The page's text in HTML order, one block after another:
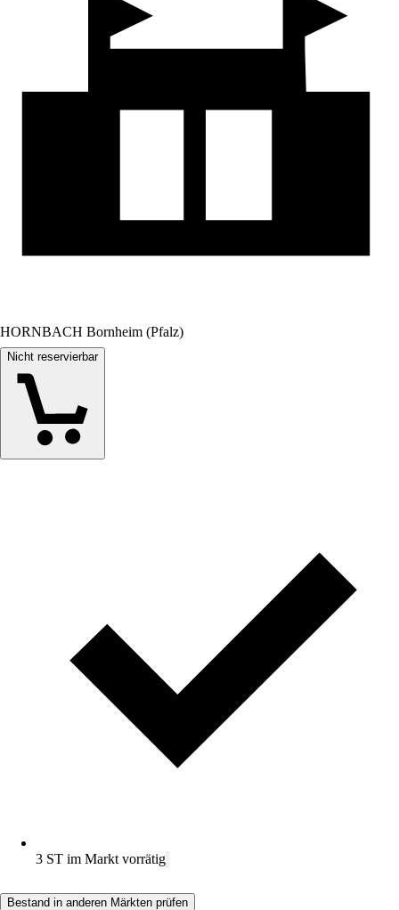
HORNBACH Bornheim (Pfalz)
Nicht reservierbar
3 ST im Markt vorrätig
Bestand in anderen Märkten prüfen